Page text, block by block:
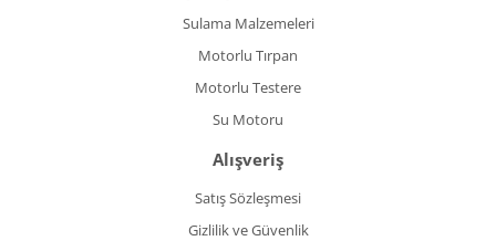
Sulama Malzemeleri
Motorlu Tırpan
Motorlu Testere
Su Motoru
Alışveriş
Satış Sözleşmesi
Gizlilik ve Güvenlik